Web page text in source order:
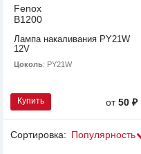
Fenox
B1200
Лампа накаливания PY21W
12V
Цоколь: PY21W
Купить от50 ₽
Сортировка: Популярность